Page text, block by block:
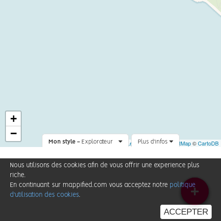
Mon style - Explorateur Plus d'infos
+
−
Leaflet|©OpenStreetMap©CartoDB
Nous utilisons des cookies afin de vous offrir une experience plus
riche.
En continuant sur mappified.com vous acceptez notre politique
d'utilisation des cookies.